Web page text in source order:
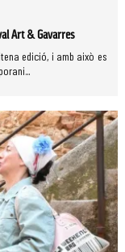
Art & Gavarres
edició, i amb això es